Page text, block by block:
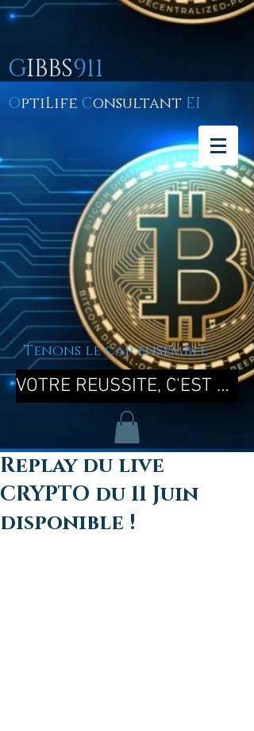
GIBBS911
OptiLife Consultant EI
Tenons le cap ensemble
VOTRE REUSSITE, C'EST MA REUSSITE !
Replay du live
CRYPTO du 11 Juin
disponible !